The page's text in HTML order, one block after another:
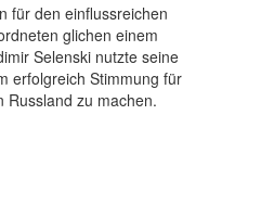
für den einflussreichen
glichen einem
Selenski nutzte seine
erfolgreich Stimmung für
Russland zu machen.